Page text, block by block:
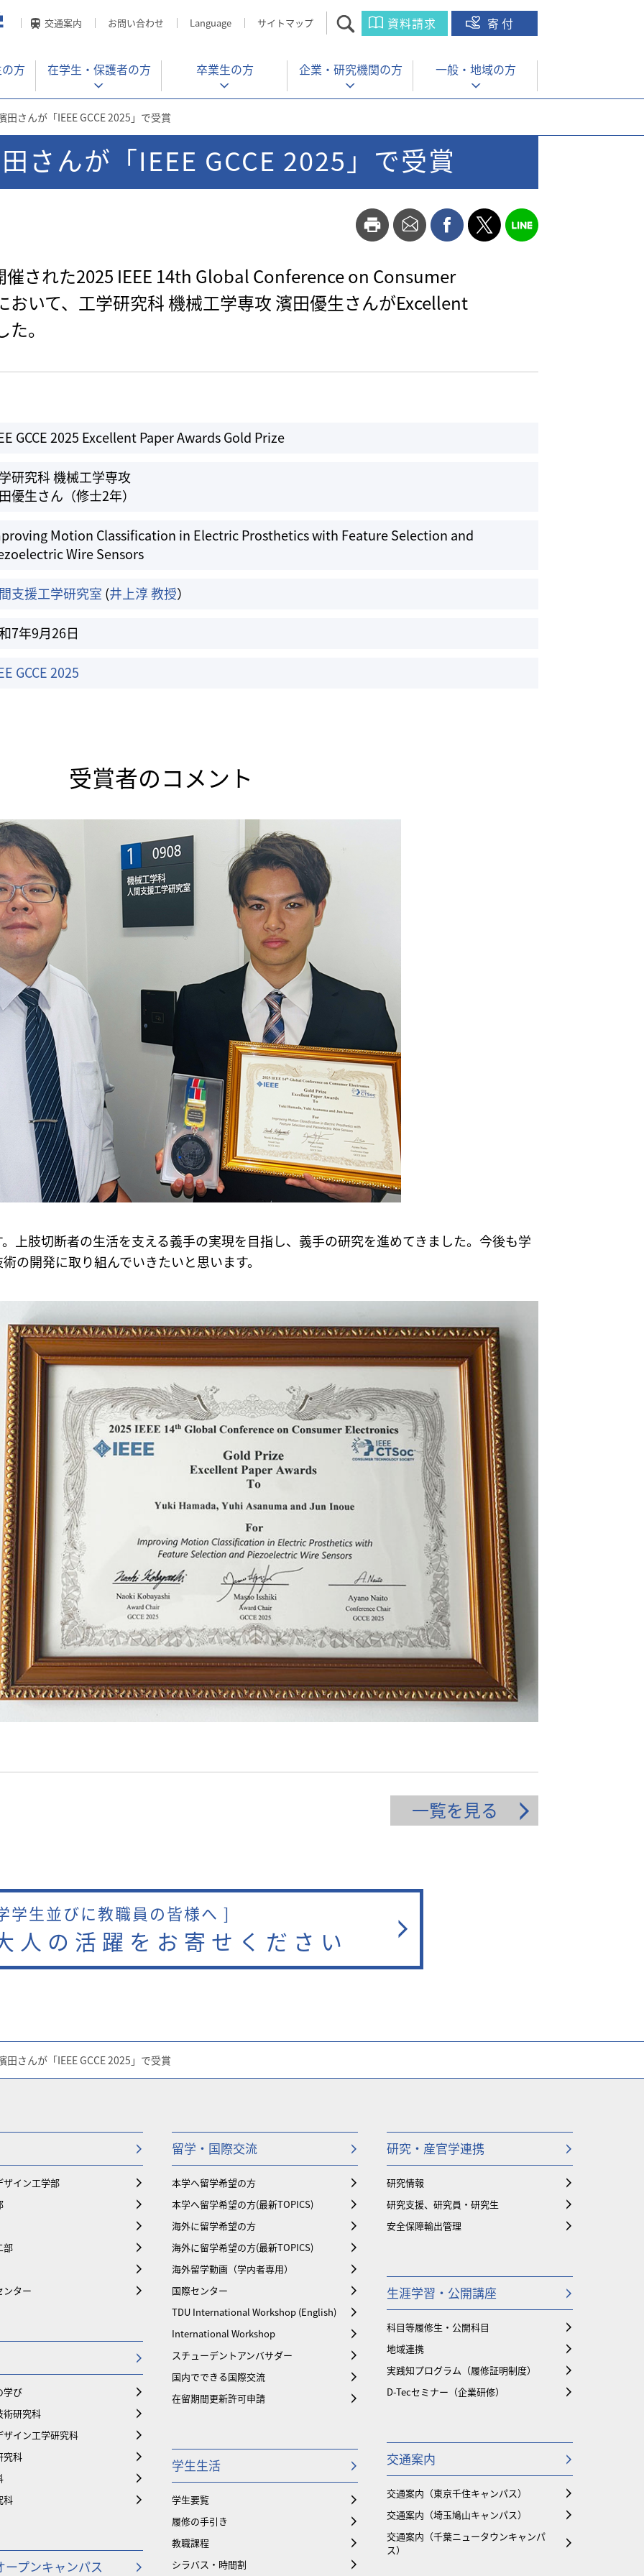
交通案内 お問い合わせ Language サイトマップ 資料請求 寄付
方 在学生・ 保護者の方 卒業生の方 企業・ 研究機関の方 一般・ 地域の方
さんが「IEEE GCCE 2025」で受賞
さんが「IEEE GCCE 2025」で受賞
された2025 IEEE 14th Global Conference on Consumer
おいて、工学研究科 機械工学専攻 濱田優生さんがExcellent
。
GCCE 2025 Excellent Paper Awards Gold Prize
研究科 機械工学専攻
優生さん（修士2年）
Motion Classification in Electric Prosthetics with Feature Selection and
Wire Sensors
支援工学研究室 (井上淳 教授）
7年9月26日
GCCE 2025
受賞者のコメント
上肢切断者の生活を支える義手の実現を目指し、義手の研究を進めてきました。今後も学
の開発に取り組んでいきたいと思います。
一覧を見る
学生並びに教職員の皆様へ ]
人の活躍をお寄せください
さんが「IEEE GCCE 2025」で受賞
ザイン工学部
部
ンター
学び
術研究科
ザイン工学研究科
究科
科
ープンキャンパス
留学・国際交流
本学へ留学希望の方
本学へ留学希望の方(最新TOPICS)
海外に留学希望の方
海外に留学希望の方(最新TOPICS)
海外留学動画（学内者専用）
国際センター
TDU International Workshop (English)
International Workshop
スチューデントアンバサダー
国内でできる国際交流
在留期間更新許可申請
学生生活
学生要覧
履修の手引き
教職課程
シラバス・時間割
研究・産官学連携
研究情報
研究支援、研究員・研究生
安全保障輸出管理
生涯学習・公開講座
科目等履修生・公開科目
地域連携
実践知プログラム（履修証明制度）
D-Tecセミナー（企業研修）
交通案内
交通案内（東京千住キャンパス）
交通案内（埼玉鳩山キャンパス）
交通案内（千葉ニュータウンキャンパ
ス）